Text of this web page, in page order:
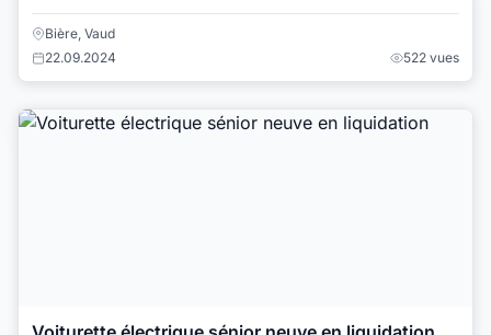
Bière, Vaud
22.09.2024
522 vues